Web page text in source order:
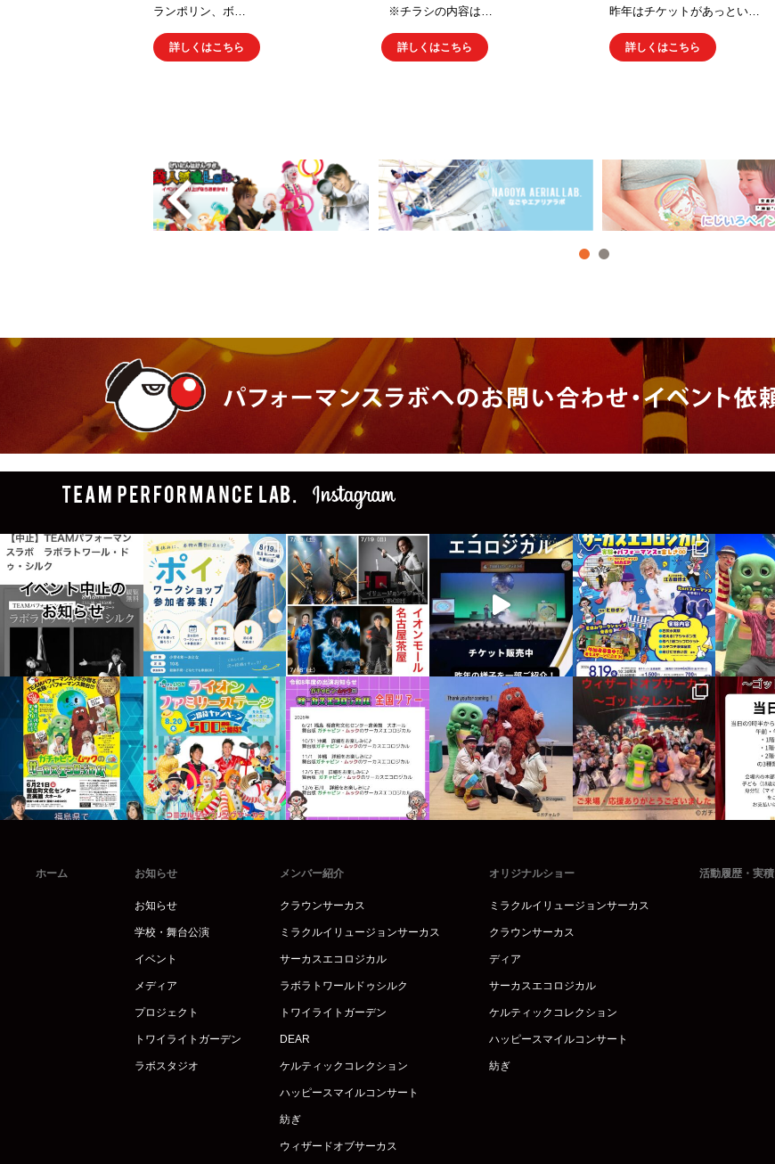
ランポリン、ボ…
詳しくはこちら
※チラシの内容は…
詳しくはこちら
昨年はチケットがあっとい…
詳しくはこちら
ホーム お知らせ
お知らせ
学校・舞台公演
イベント
メディア
プロジェクト
トワイライトガーデン
ラボスタジオ
メンバー紹介
クラウンサーカス
ミラクルイリュージョンサーカス
サーカスエコロジカル
ラボラトワールドゥシルク
トワイライトガーデン
DEAR
ケルティックコレクション
ハッピースマイルコンサート
紡ぎ
ウィザードオブサーカス
オリジナルショー
ミラクルイリュージョンサーカス
クラウンサーカス
ディア
サーカスエコロジカル
ケルティックコレクション
ハッピースマイルコンサート
紡ぎ
活動履歴・実積